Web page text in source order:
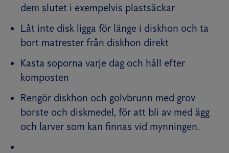
dem slutet i exempelvis plastsäckar
Låt inte disk ligga för länge i diskhon och ta
bort matrester från diskhon direkt
Kasta soporna varje dag och håll efter
komposten
Rengör diskhon och golvbrunn med grov
borste och diskmedel, för att bli av med ägg
och larver som kan finnas vid mynningen.